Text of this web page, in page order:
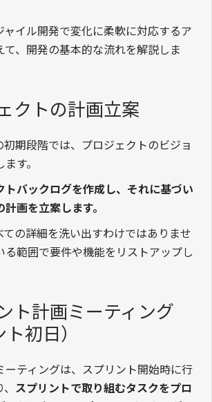
ャイル開発で変化に柔軟に対応するア
て、開発の基本的な流れを解説しま
トの計画立案
初期段階では、プロジェクトのビジョ
す。
トバックログを作成し、それに基づい
画を立案します。
ての詳細を洗い出すわけではありませ
る範囲で要件や機能をリストアップし
計画ミーティング
ト初日）
ーティングは、スプリント開始時に行
スプリントで取り組むタスクをプロ